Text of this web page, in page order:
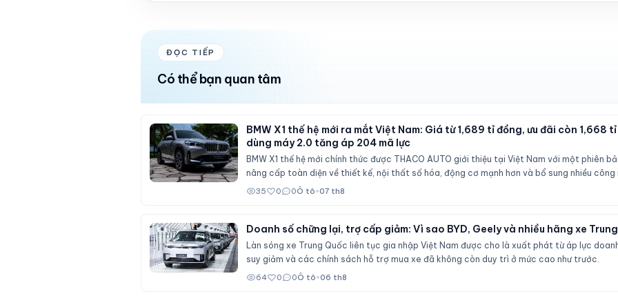
ĐỌC TIẾP
Có thể bạn quan tâm
BMW X1 thế hệ mới ra mắt Việt Nam: Giá từ 1,689 tỉ đồng, ưu đãi còn 1,668
dùng máy 2.0 tăng áp 204 mã lực
BMW X1 thế hệ mới chính thức được THACO AUTO giới thiệu tại Việt Nam với một phiên
nâng cấp toàn diện về thiết kế, nội thất số hóa, động cơ mạnh hơn và bổ sung nhiều công
35 0 0Ô tô•07 th8
Doanh số chững lại, trợ cấp giảm: Vì sao BYD, Geely và nhiều hãng xe
Làn sóng xe Trung Quốc liên tục gia nhập Việt Nam được cho là xuất phát từ áp lực
suy giảm và các chính sách hỗ trợ mua xe đã không còn duy trì ở mức cao như trước.
64 0 0Ô tô•06 th8